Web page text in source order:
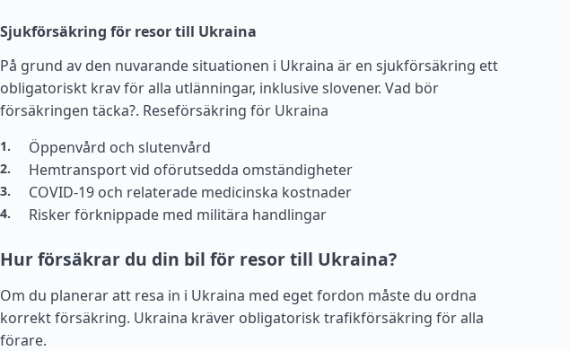
Sjukförsäkring för resor till Ukraina
På grund av den nuvarande situationen i Ukraina är en sjukförsäkring ett
obligatoriskt krav för alla utlänningar, inklusive slovener. Vad bör
försäkringen täcka?. Reseförsäkring för Ukraina
Öppenvård och slutenvård
Hemtransport vid oförutsedda omständigheter
COVID-19 och relaterade medicinska kostnader
Risker förknippade med militära handlingar
Hur försäkrar du din bil för resor till Ukraina?
Om du planerar att resa in i Ukraina med eget fordon måste du ordna
korrekt försäkring. Ukraina kräver obligatorisk trafikförsäkring för alla
förare.